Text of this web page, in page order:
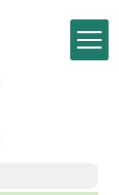
Toggle